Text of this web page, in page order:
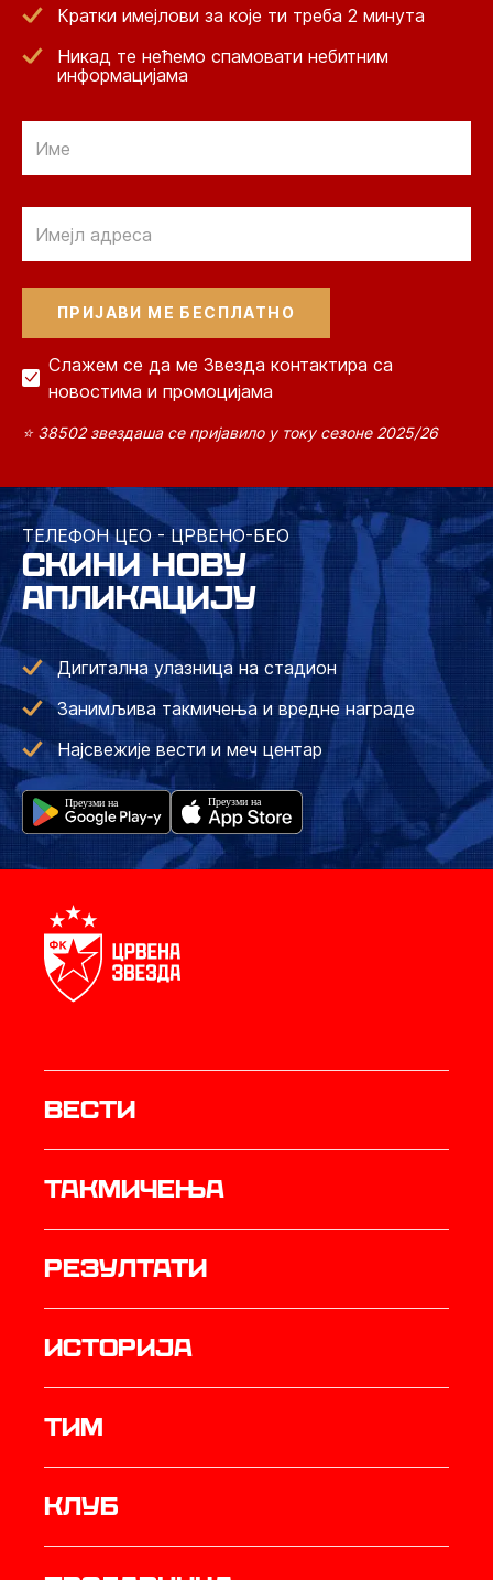
Кратки имејлови за које ти треба 2 минута
Никад те нећемо спамовати небитним
информацијама
Слажем се да ме Звезда контактира са
новостима и промоцијама
⭐ 38502 звездаша се пријавило у току сезоне 2025/26
ТЕЛЕФОН ЦЕО - ЦРВЕНО-БЕО
СКИНИ НОВУ
АПЛИКАЦИЈУ
Дигитална улазница на стадион
Занимљива такмичења и вредне награде
Најсвежије вести и меч центар
Вести
Такмичења
резултати
историја
ТИМ
Клуб